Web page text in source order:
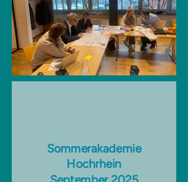
Sommerakademie
Hochrhein